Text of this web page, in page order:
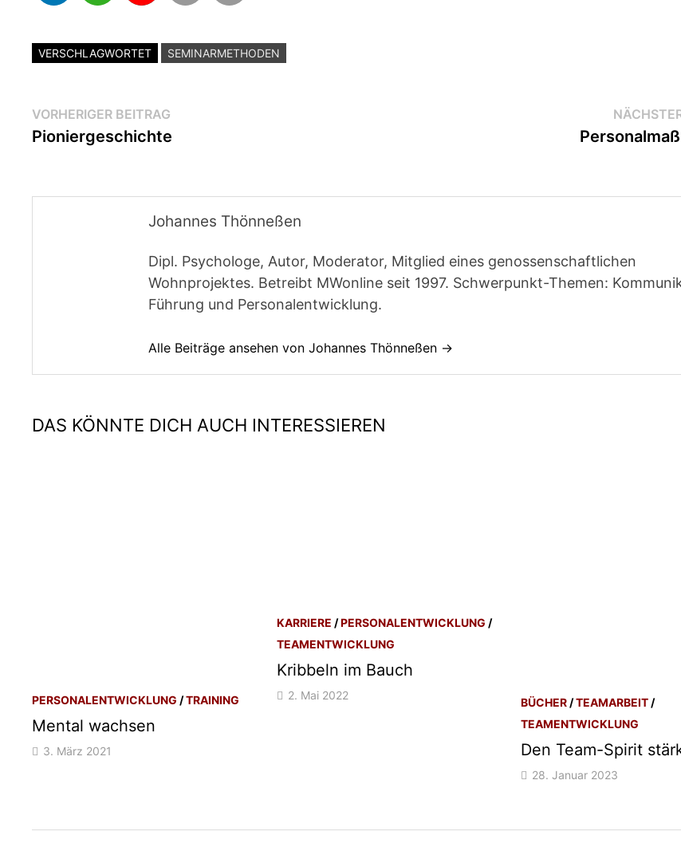
VERSCHLAGWORTET SEMINARMETHODEN
Beitragsnavigation
VORHERIGER BEITRAG
Beitrag:
Pioniergeschichte
Johannes Thönneßen
Dipl. Psychologe, Autor, Moderator, Mitglied eines genossenschaftlichen
Wohnprojektes. Betreibt MWonline seit 1997. Schwerpunkt-Themen:
Führung und Personalentwicklung.
Alle Beiträge ansehen von Johannes Thönneßen →
DAS KÖNNTE DICH AUCH INTERESSIEREN
PERSONALENTWICKLUNG /TRAINING
Mental wachsen
3. März 2021
KARRIERE /PERSONALENTWICKLUNG /
TEAMENTWICKLUNG
Kribbeln im Bauch
2. Mai 2022
BÜCHER /TEAMARBEIT /
TEAMENTWICKLUNG
Den Team-Spirit
28. Januar 2023